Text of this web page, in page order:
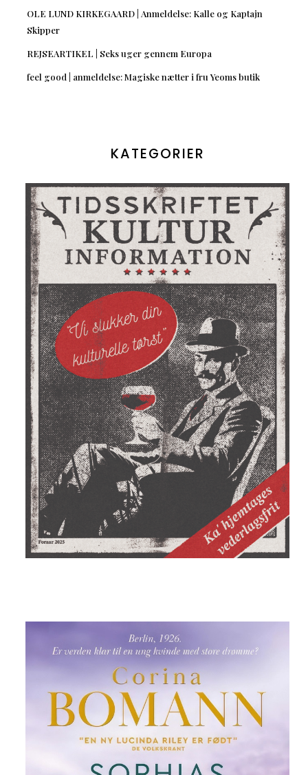
OLE LUND KIRKEGAARD | Anmeldelse: Kalle og Kaptajn
Skipper
REJSEARTIKEL | Seks uger gennem Europa
feel good | anmeldelse: Magiske nætter i fru Yeoms butik
KATEGORIER